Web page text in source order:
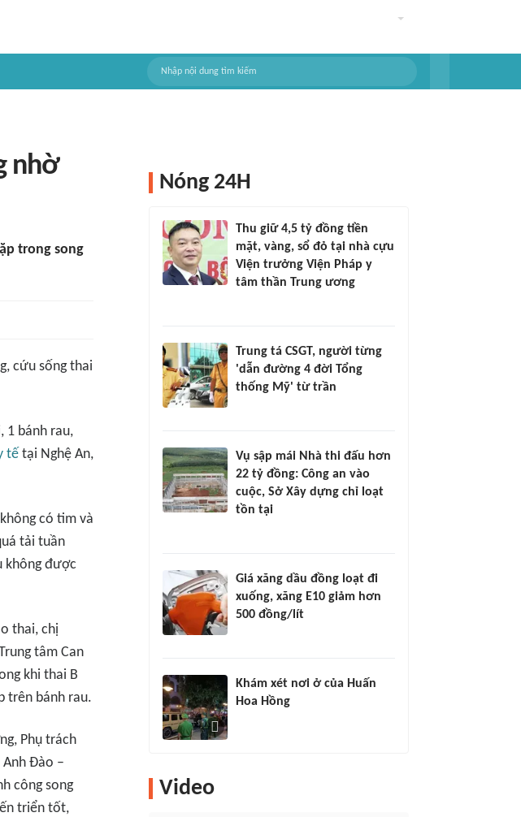
nhờ
trong song
cứu sống thai
1 bánh rau,
tế tại Nghệ An,
có tim và
tải tuần
không được
thai, chị
tâm Can
khi thai B
trên bánh rau.
Phụ trách
Anh Đào –
công song
triển tốt,
Nóng 24H
Thu giữ 4,5 tỷ đồng tiền
mặt, vàng, sổ đỏ tại nhà cựu
Viện trưởng Viện Pháp y
tâm thần Trung ương
Trung tá CSGT, người từng
'dẫn đường 4 đời Tổng
thống Mỹ' từ trần
Vụ sập mái Nhà thi đấu hơn
22 tỷ đồng: Công an vào
cuộc, Sở Xây dựng chỉ loạt
tồn tại
Giá xăng dầu đồng loạt đi
xuống, xăng E10 giảm hơn
500 đồng/lít
Khám xét nơi ở của Huấn
Hoa Hồng
Video